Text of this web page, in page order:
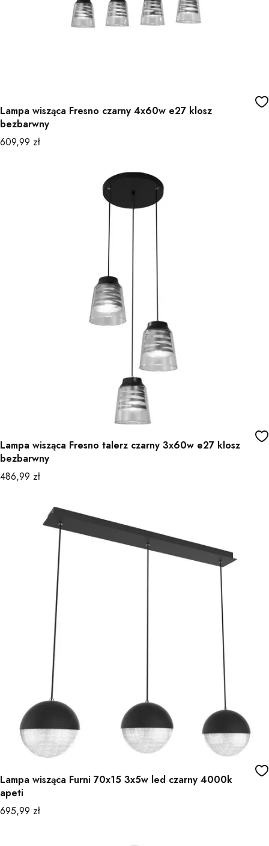
Lampa wisząca Fresno czarny 4x60w e27 klosz
bezbarwny
Cena
609,99 zł
Lampa wisząca Fresno talerz czarny 3x60w e27 klosz
bezbarwny
Cena
486,99 zł
Lampa wisząca Furni 70x15 3x5w led czarny 4000k
apeti
Cena
695,99 zł